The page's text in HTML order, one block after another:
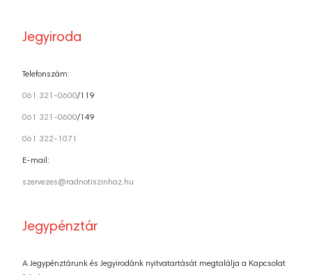
Jegyiroda
Telefonszám:
061 321-0600/119
061 321-0600/149
061 322-1071
E-mail:
szervezes@radnotiszinhaz.hu
Jegypénztár
A Jegypénztárunk és Jegyirodánk nyitvatartását megtalálja a Kapcsolat